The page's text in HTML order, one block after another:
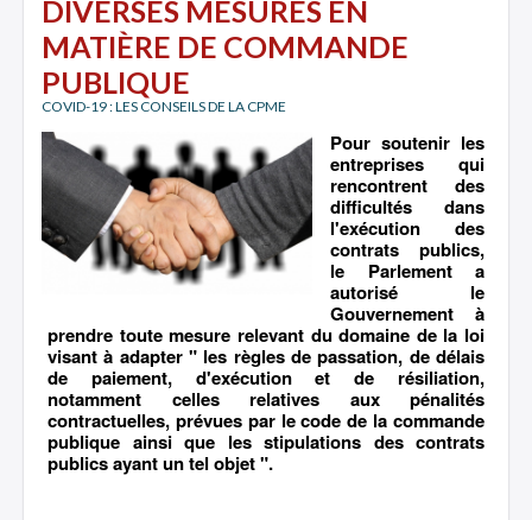
DIVERSES MESURES EN
MATIÈRE DE COMMANDE
PUBLIQUE
COVID-19 : LES CONSEILS DE LA CPME
Pour soutenir les
entreprises qui
rencontrent des
difficultés dans
l'exécution des
contrats publics,
le Parlement a
autorisé le
Gouvernement à
prendre toute mesure relevant du domaine de la loi
visant à adapter " les règles de passation, de délais
de paiement, d'exécution et de résiliation,
notamment celles relatives aux pénalités
contractuelles, prévues par le code de la commande
publique ainsi que les stipulations des contrats
publics ayant un tel objet ".